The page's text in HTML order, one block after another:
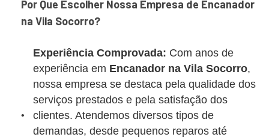
Por Que Escolher Nossa Empresa de Encanador
na Vila Socorro?
Experiência Comprovada: Com anos de
experiência em Encanador na Vila Socorro,
nossa empresa se destaca pela qualidade dos
serviços prestados e pela satisfação dos
clientes. Atendemos diversos tipos de
demandas, desde pequenos reparos até